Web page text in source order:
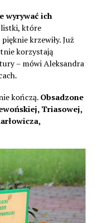
wyrywać ich
które
krzewiły. Już
korzystają
– mówi Aleksandra
kończą. Obsadzone
Triasowej,